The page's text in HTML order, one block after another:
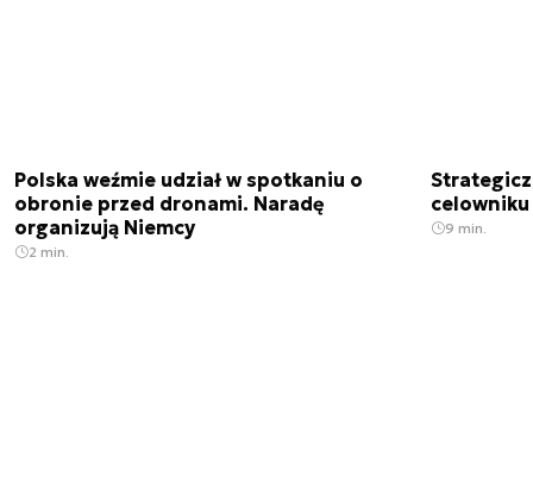
Polska weźmie udział w spotkaniu o
obronie przed dronami. Naradę
organizują Niemcy
2 min.
9 min.